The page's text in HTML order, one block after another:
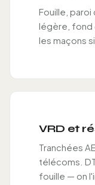
Fouille,
légère, fond
les maçons
VRD et
Tranchées
télécoms.
fouille — on